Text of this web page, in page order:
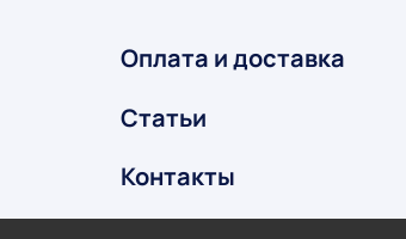
Оплата и доставка
Статьи
Контакты